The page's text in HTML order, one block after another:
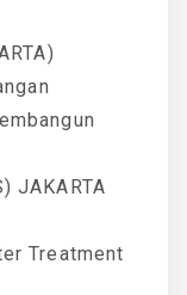
JAKARTA
Treatment